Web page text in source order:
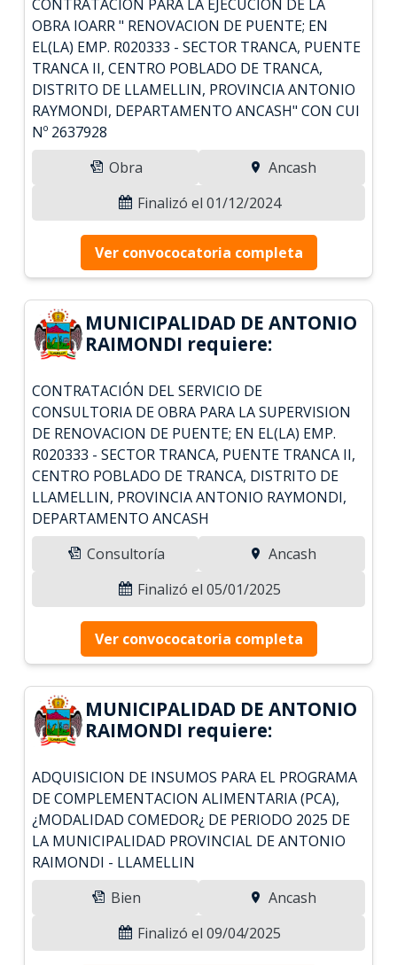
CONTRATACION PARA LA EJECUCION DE LA
OBRA IOARR " RENOVACION DE PUENTE; EN
EL(LA) EMP. R020333 - SECTOR TRANCA, PUENTE
TRANCA II, CENTRO POBLADO DE TRANCA,
DISTRITO DE LLAMELLIN, PROVINCIA ANTONIO
RAYMONDI, DEPARTAMENTO ANCASH" CON CUI
Nº 2637928
Obra
Ancash
Finalizó el 01/12/2024
Ver convococatoria completa
MUNICIPALIDAD DE ANTONIO
RAIMONDI requiere:
CONTRATACIÓN DEL SERVICIO DE
CONSULTORIA DE OBRA PARA LA SUPERVISION
DE RENOVACION DE PUENTE; EN EL(LA) EMP.
R020333 - SECTOR TRANCA, PUENTE TRANCA II,
CENTRO POBLADO DE TRANCA, DISTRITO DE
LLAMELLIN, PROVINCIA ANTONIO RAYMONDI,
DEPARTAMENTO ANCASH
Consultoría
Ancash
Finalizó el 05/01/2025
Ver convococatoria completa
MUNICIPALIDAD DE ANTONIO
RAIMONDI requiere:
ADQUISICION DE INSUMOS PARA EL PROGRAMA
DE COMPLEMENTACION ALIMENTARIA (PCA),
¿MODALIDAD COMEDOR¿ DE PERIODO 2025 DE
LA MUNICIPALIDAD PROVINCIAL DE ANTONIO
RAIMONDI - LLAMELLIN
Bien
Ancash
Finalizó el 09/04/2025